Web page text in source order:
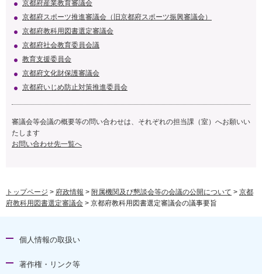
京都府産業教育審議会
京都府スポーツ推進審議会（旧京都府スポーツ振興審議会）
京都府教科用図書選定審議会
京都府社会教育委員会議
教育支援委員会
京都府文化財保護審議会
京都府いじめ防止対策推進委員会
審議会等会議の概要等の問い合わせは、それぞれの担当課（室）へお願いい
たします
お問い合わせ先一覧へ
トップページ > 府政情報 > 附属機関及び懇談会等の会議の公開について > 京都
府教科用図書選定審議会 > 京都府教科用図書選定審議会の議事要旨
個人情報の取扱い
著作権・リンク等